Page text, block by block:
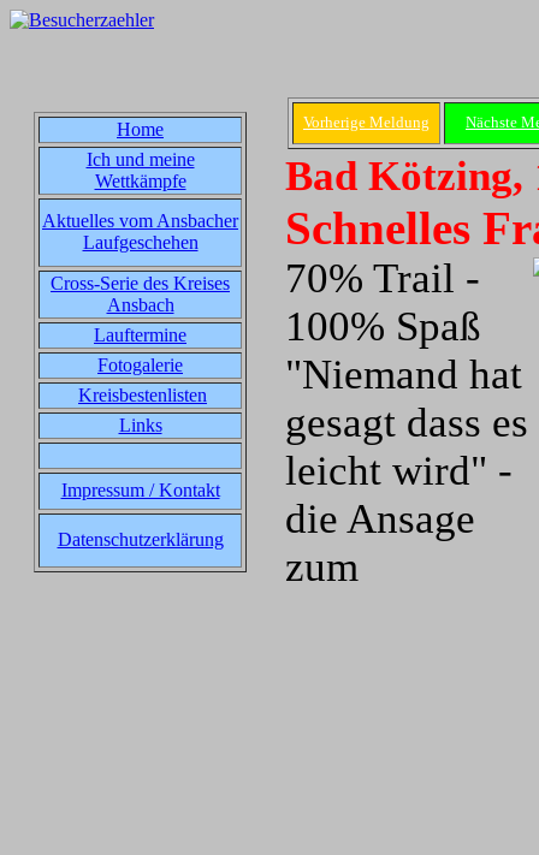
Home
Ich und meine
Wettkämpfe
Aktuelles vom Ansbacher
Laufgeschehen
Cross-Serie des Kreises
Ansbach
Lauftermine
Fotogalerie
Kreisbestenlisten
Links
Impressum / Kontakt
Datenschutzerklärung
Vorherige Meldung Nächste
Bad Kötzing,
Schnelles
70% Trail -
100% Spaß
"Niemand hat
gesagt dass es
leicht wird" -
die Ansage
zum